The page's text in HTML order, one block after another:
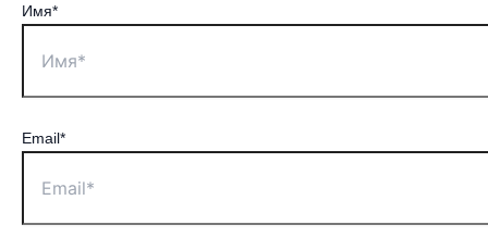
Имя*
Email*